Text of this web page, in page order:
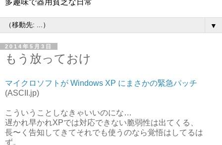
多趣味で器用貧乏な日常
▼
2014年5月3日
もう放っておけ
マイクロソフトが Windows XP にまさかの緊急パッチ
(ASCII.jp)
こういうことしなきゃいいのにな…
遅かれ早かれXPでは対応できない脆弱性は出てくる、
長〜く告知してきてそれでも使うのなら覚悟はしてるは
ず。